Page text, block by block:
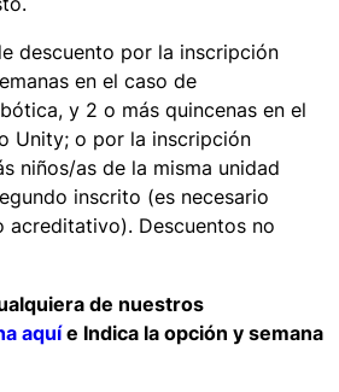
descuento por la inscripción
en el caso de
y 2 o más quincenas en el
Unity; o por la inscripción
niños/as de la misma unidad
inscrito (es necesario
acreditativo). Descuentos no
de nuestros
aquíe Indica la opción y semana